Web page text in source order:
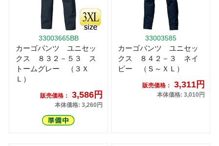
33003665BB
カーゴパンツ ユニセッ
クス ８３２－５３ ス
トームグレー （３Ｘ
Ｌ）
販売価格： 3,586円
本体価格: 3,260円
33003585
カーゴパンツ ユニセッ
クス ８４２－３ ネイ
ビー （Ｓ～ＸＬ）
販売価格： 3,311円
本体価格: 3,010円